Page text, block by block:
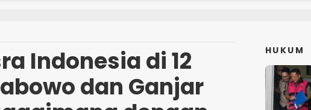
Indonesia di 12
dan Ganjar
HUKUM